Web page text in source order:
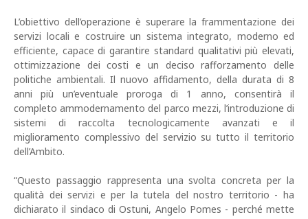
L’obiettivo dell’operazione è superare la frammentazione dei
servizi locali e costruire un sistema integrato, moderno ed
efficiente, capace di garantire standard qualitativi più elevati,
ottimizzazione dei costi e un deciso rafforzamento delle
politiche ambientali. Il nuovo affidamento, della durata di 8
anni più un’eventuale proroga di 1 anno, consentirà il
completo ammodernamento del parco mezzi, l’introduzione di
sistemi di raccolta tecnologicamente avanzati e il
miglioramento complessivo del servizio su tutto il territorio
dell’Ambito.
“Questo passaggio rappresenta una svolta concreta per la
qualità dei servizi e per la tutela del nostro territorio - ha
dichiarato il sindaco di Ostuni, Angelo Pomes - perché mette